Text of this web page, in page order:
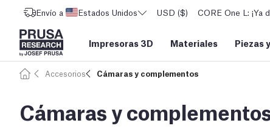
Envío a Estados Unidos USD ($) CORE One L: ¡Ya
Impresoras 3D Materiales Piezas
Accesorios Cámaras y complementos
Cámaras y